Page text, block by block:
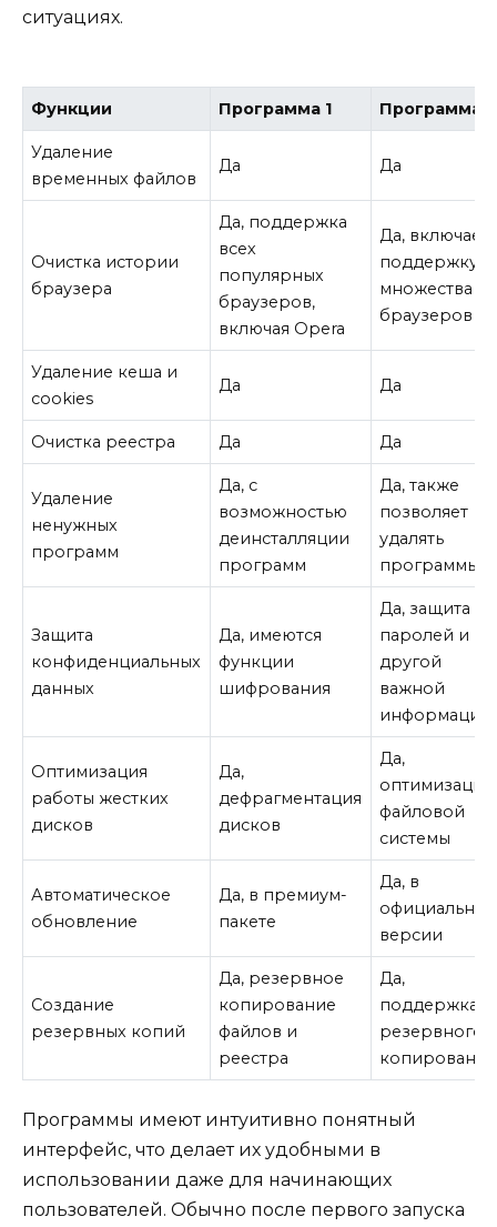
ситуациях.
Функции Программа 1 Программа 2
Удаление
временных файлов
Да Да
Очистка истории
браузера
Да, поддержка
всех
популярных
браузеров,
включая Opera
Да, включает
поддержку
множества
браузеров
Удаление кеша и
cookies
Да Да
Очистка реестра Да Да
Удаление
ненужных
программ
Да, с
возможностью
деинсталляции
программ
Да, также
позволяет
удалять
программы
Защита
конфиденциальных
данных
Да, имеются
функции
шифрования
Да, защита
паролей и
другой
важной
информации
Оптимизация
работы жестких
дисков
Да,
дефрагментация
дисков
Да,
оптимизация
файловой
системы
Автоматическое
обновление
Да, в премиум-
пакете
Да, в
официальной
версии
Создание
резервных копий
Да, резервное
копирование
файлов и
реестра
Да,
поддержка
резервного
копирования
Программы имеют интуитивно понятный
интерфейс, что делает их удобными в
использовании даже для начинающих
пользователей. Обычно после первого запуска